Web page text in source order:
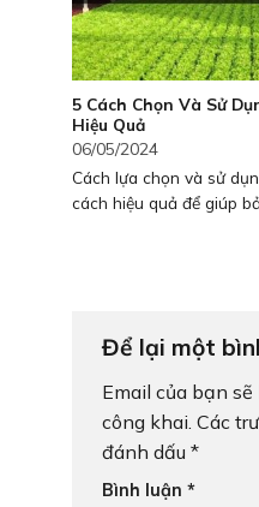
5 Cách Chọn Và Sử
Hiệu Quả
06/05/2024
Cách lựa chọn và sử
cách hiệu quả để giúp
Để lại một
Email của bạn
công khai. Các
đánh dấu *
Bình luận *